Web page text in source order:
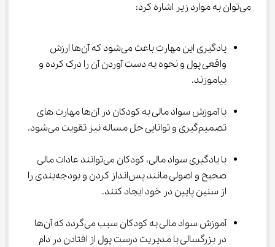
می‌توان به موارد زیر اشاره کرد:
یادگیری این مهارت باعث می‌شود که آن‌ها ارزش
واقعی پول و نحوه به دست آوردن آن را درک کرده و
بیاموزند.
با آموزش سواد مالی به کودکان در آن‌ها مهارت های
تصمیم‌گیری و توانایی حل مساله نیز تقویت می‌شود.
با یادگیری سواد مالی، کودکان می‌توانند عادات مالی
صحیح و اصولی مانند پس‌انداز کردن و بودجه‌بندی را
از سنین پایین در خود ایجاد کنند.
آموزش سواد مالی به کودکان سبب می‌گردد که آن‌ها
در بزرگسالی با مدیریت درست پول از افتادن در دام